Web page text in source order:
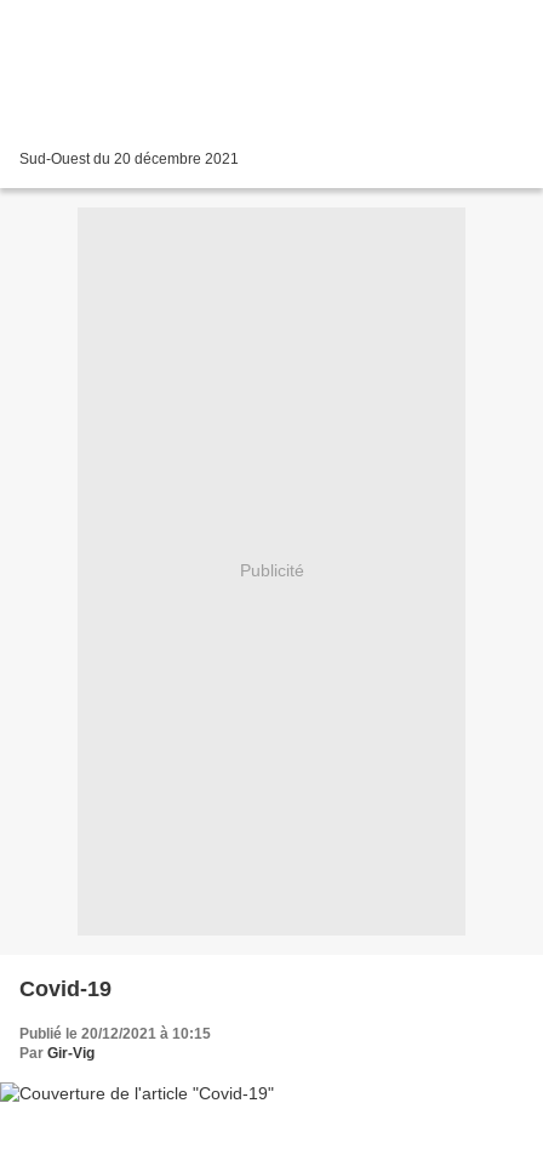
Sud-Ouest du 20 décembre 2021
Publicité
Covid-19
Publié le 20/12/2021 à 10:15
Par Gir-Vig